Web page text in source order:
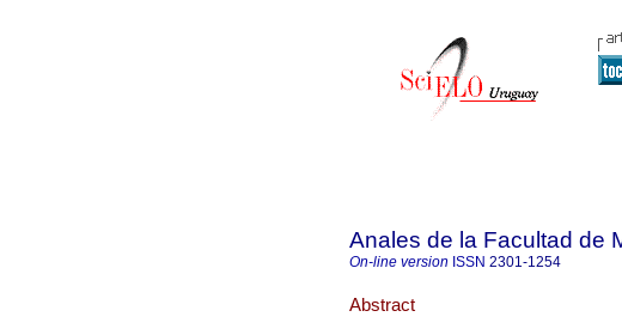
Anales de la Facultad de
On-line version ISSN 2301-1254
Abstract